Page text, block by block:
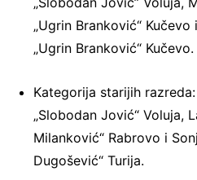
„Ugrin Branković“
„Ugrin Branković“ Kučevo.
Kategorija starijih
„Slobodan Jović“ Voluja,
Milanković“ Rabrovo i
Dugošević“ Turija.